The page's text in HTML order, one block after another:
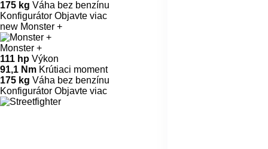
175 kg Váha bez benzínu
Konfigurátor Objavte viac
new Monster +
Monster +
111 hp Výkon
91,1 Nm Krútiaci moment
175 kg Váha bez benzínu
Konfigurátor Objavte viac